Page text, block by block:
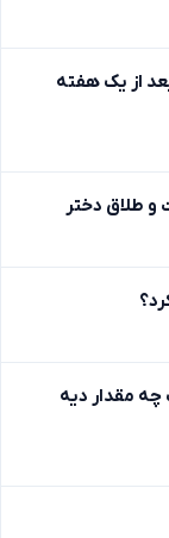
از یک هفته
طلاق دختر
مقدار دیه